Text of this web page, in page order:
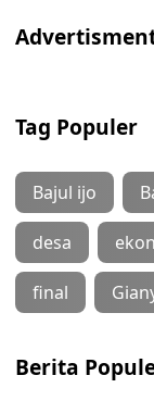
Tag Populer
Bajul ijo
desa
final
Berita